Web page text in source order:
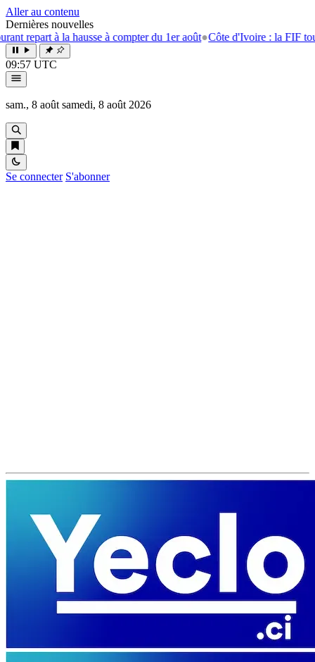
Aller au contenu
Dernières nouvelles
hausse à compter du 1er août●Côte d'Ivoire : la FIF tourne la page
09:57 UTC
sam., 8 août samedi, 8 août 2026
Se connecter S'abonner